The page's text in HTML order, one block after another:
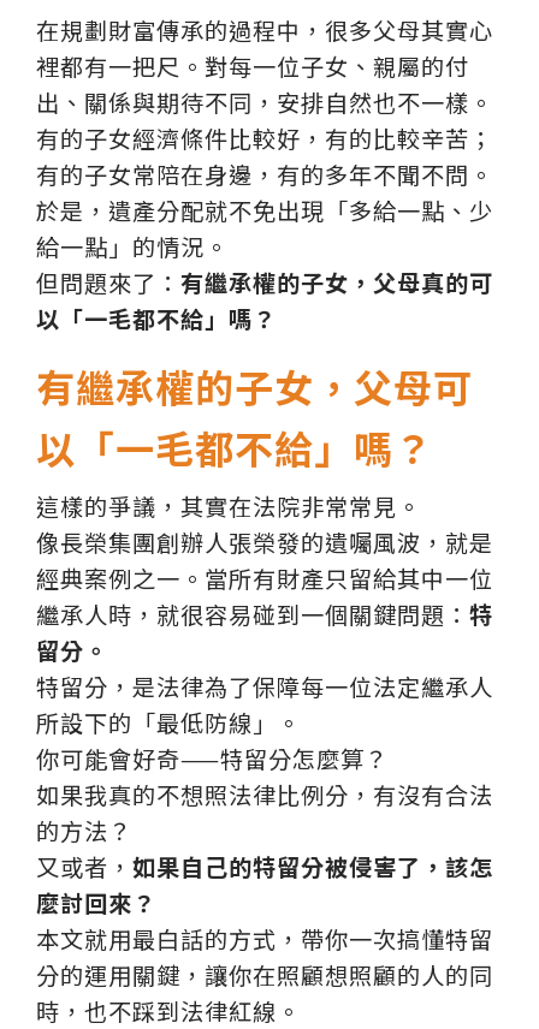
在規劃財富傳承的過程中，很多父母其實心
裡都有一把尺。對每一位子女、親屬的付
出、關係與期待不同，安排自然也不一樣。
有的子女經濟條件比較好，有的比較辛苦；
有的子女常陪在身邊，有的多年不聞不問。
於是，遺產分配就不免出現「多給一點、少
給一點」的情況。
但問題來了： 有繼承權的子女，父母真的可
以「一毛都不給」嗎？
有繼承權的子女，父母可
以「一毛都不給」嗎？
這樣的爭議，其實在法院非常常見。
像長榮集團創辦人張榮發的遺囑風波，就是
經典案例之一。當所有財產只留給其中一位
繼承人時，就很容易碰到一個關鍵問題： 特
留分。
特留分，是法律為了保障每一位法定繼承人
所設下的「最低防線」。
你可能會好奇——特留分怎麼算？
如果我真的不想照法律比例分，有沒有合法
的方法？
又或者， 如果自己的特留分被侵害了，該怎
麼討回來？
本文就用最白話的方式，帶你一次搞懂特留
分的運用關鍵，讓你在照顧想照顧的人的同
時，也不踩到法律紅線。